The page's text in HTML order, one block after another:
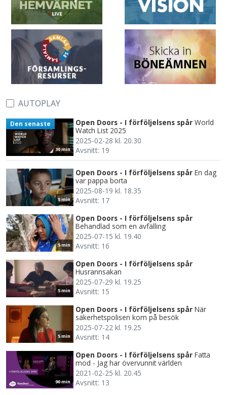
AUTOPLAY
30 min
Den senaste Open Doors - I förföljelsens spår World
Watch List 2025
2025-02-28 kl. 20.30
Avsnitt: 19
5 min
Open Doors - I förföljelsens spår En dag
var pappa borta
2025-08-19 kl. 18.35
Avsnitt: 17
5 min
Open Doors - I förföljelsens spår
Behandlad som en avfälling
2025-07-15 kl. 19.40
Avsnitt: 16
5 min
Open Doors - I förföljelsens spår
Husrannsakan
2025-07-29 kl. 19.25
Avsnitt: 15
5 min
Open Doors - I förföljelsens spår När
säkerhetspolisen kom på besök
2025-07-22 kl. 19.25
Avsnitt: 14
90 min
Open Doors - I förföljelsens spår Fatta
mod - Jag har övervunnit världen
2021-02-25 kl. 20.45
Avsnitt: 13